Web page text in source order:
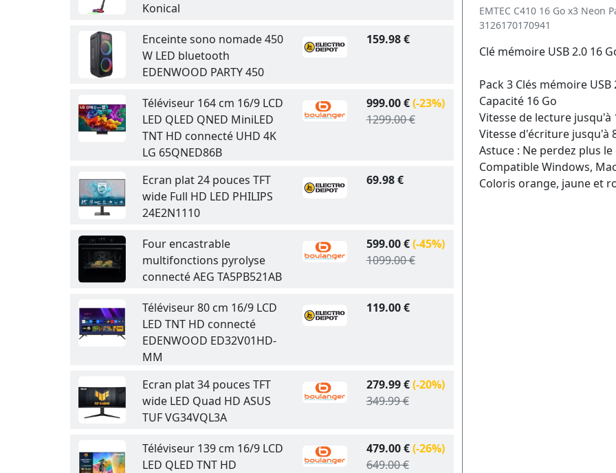
Konical
Enceinte sono nomade 450
W LED bluetooth
EDENWOOD PARTY 450
159.98 €
Téléviseur 164 cm 16/9 LCD
LED QLED QNED MiniLED
TNT HD connecté UHD 4K
LG 65QNED86B
999.00 €(-23%)
1299.00 €
Ecran plat 24 pouces TFT
wide Full HD LED PHILIPS
24E2N1110
69.98 €
Four encastrable
multifonctions pyrolyse
connecté AEG TA5PB521AB
599.00 €(-45%)
1099.00 €
Téléviseur 80 cm 16/9 LCD
LED TNT HD connecté
EDENWOOD ED32V01HD-
MM
119.00 €
Ecran plat 34 pouces TFT
wide LED Quad HD ASUS
TUF VG34VQL3A
279.99 €(-20%)
349.99 €
Téléviseur 139 cm 16/9 LCD
LED QLED TNT HD
479.00 €(-26%)
649.00 €
EMTEC C410 16 Go x3 Neon
3126170170941
Clé mémoire USB 2.0 16
Pack 3 Clés mémoire USB
Capacité 16 Go
Vitesse de lecture jusqu'à
Vitesse d'écriture jusqu'à
Astuce : Ne perdez plus
Compatible Windows,
Coloris orange, jaune et